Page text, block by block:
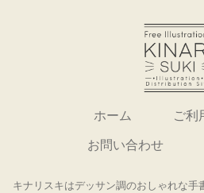
ホーム ご利
お問い合わせ
キナリスキはデッサン調のおしゃれな手